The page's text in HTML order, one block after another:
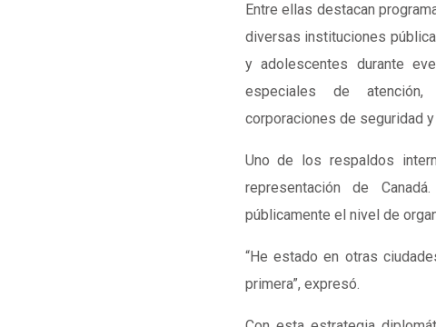
Entre ellas destacan
diversas instituciones
y adolescentes durante
especiales de atención,
corporaciones de seguridad
Uno de los respaldos
representación de Canadá
públicamente el nivel de
“He estado en otras
primera”, expresó.